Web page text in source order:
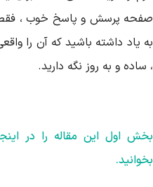
پرسش و پاسخ خوب ، فقط
یاد داشته باشید که آن را واقعی
و به روز نگه دارید.
اول این مقاله را در اینجا